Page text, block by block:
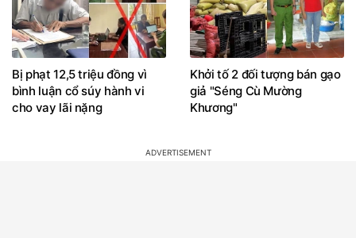
Bị phạt 12,5 triệu đồng vì
bình luận cổ súy hành vi
cho vay lãi nặng
Khởi tố 2 đối tượng bán gạo
giả "Séng Cù Mường
Khương"